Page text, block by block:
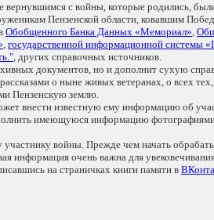
с войны, которые родились,
Пензенской области, ковавшим
Обобщенного Банка Данных «Мемориал»,
, государственной информационной системы
, других справочных источников.
документов, но и дополнит сухую
о ныне живых ветеранах, о всех
Пензенскую землю.
внести известную ему информацию об
имеющуюся информацию
участнику войны. Прежде чем начать
информация очень важна для
на страничках книги памяти в